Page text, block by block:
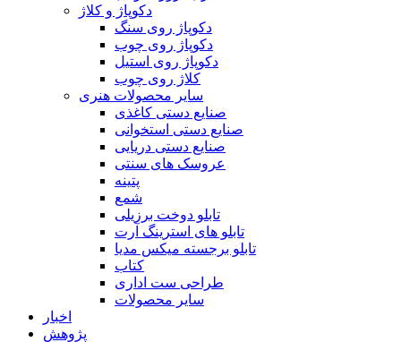
دکوپاژ و کلاژ
دکوپاژ روی سنگ
دکوپاژ روی چوب
دکوپاژ روی استیل
کلاژ روی چوب
سایر محصولات هنری
صنایع دستی کاغذی
صنایع دستی استخوانی
صنایع دستی دریایی
عروسک های سنتی
پتینه
شمع
تابلو دوخت برزیلی
تابلو های استرینگ آرت
تابلو برجسته میکس مدیا
کتاب
طراحی ست اداری
سایر محصولات
اخبار
پژوهش